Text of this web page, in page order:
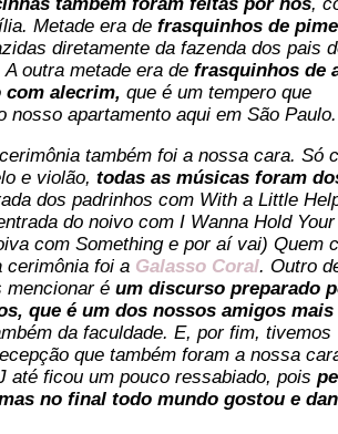
. Metade era de frasquinhos de
diretamente da fazenda dos pais
A outra metade era de frasquinhos de
com alecrim,que é um tempero que
nosso apartamento aqui em São Paulo.
também foi a nossa cara. Só
e violão,todas as músicas foram
dos padrinhos com With a Little
do noivo com I Wanna Hold
com Something e por aí vai) Quem
cerimônia foi a Galasso Coral. Outro
mencionar é um discurso preparado
que é um dos nossos amigos mais
da faculdade. E, por fim, tivemos
que também foram a nossa
até ficou um pouco ressabiado, pois
no final todo mundo gostou e